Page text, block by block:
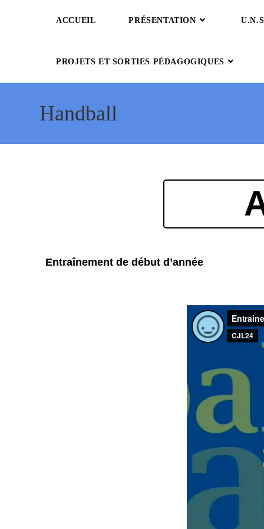
ACCUEIL PRÉSENTATION
PROJETS ET SORTIES PÉDAGOGIQUES
Handball
Entraînement de début d’année